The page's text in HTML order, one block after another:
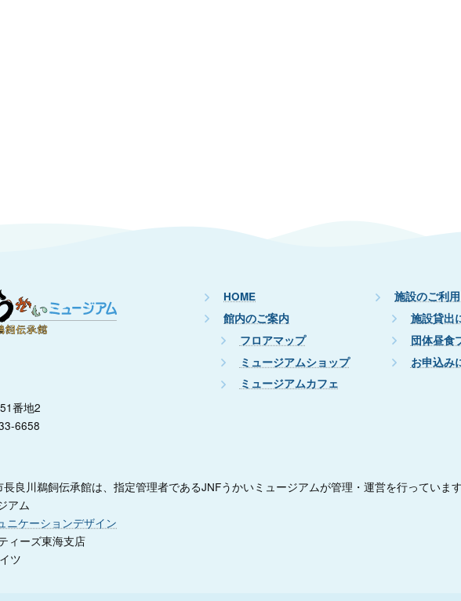
番地2
6658
HOME
館内のご案内
フロアマップ
ミュージアムショップ
ミュージアムカフェ
施設のご利
施設貸出
団体昼食
お申込み
良川鵜飼伝承館は、指定管理者であるJNFうかいミュージアムが管理・運営を行っていま
アム
ニケーションデザイン
ィーズ東海支店
ツ